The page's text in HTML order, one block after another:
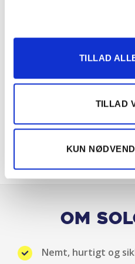
TILLAD
TILLAD
KUN
El-spejle
Elektrisk bagklap
Elruder for/bag
Fartpilot adaptiv
Fører-airbag
Om
Nemt, hurtigt og